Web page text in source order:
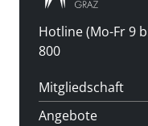
Hotline (Mo-Fr 9
800
Mitgliedschaft
Angebote